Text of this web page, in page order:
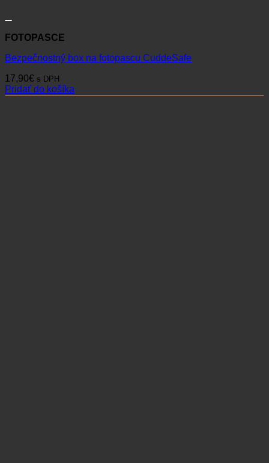
FOTOPASCE
Bezpečnostný box na fotopascu CuddeSafe
17,90€ s DPH
Pridať do košíka